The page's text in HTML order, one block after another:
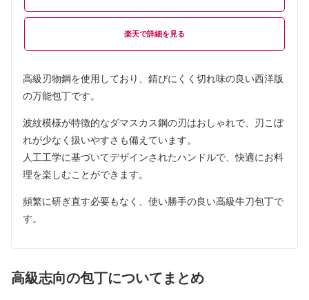
楽天
高級刃物鋼を使用しており、錆びにくく切れ味の良い西洋版
の万能包丁です。
波紋模様が特徴的なダマスカス鋼の刃はおしゃれで、刃こぼ
れが少なく扱いやすさも備えています。
人工工学に基づいてデザインされたハンドルで、快適にお料
理を楽しむことができます。
頻繁に研ぎ直す必要もなく、使い勝手の良い高級牛刀包丁で
す。
高級志向の包丁についてまとめ